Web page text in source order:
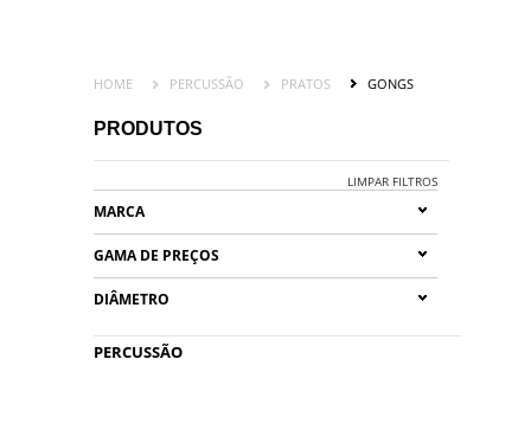
HOME PERCUSSÃO PRATOS GONGS
PRODUTOS
LIMPAR FILTROS
MARCA
GAMA DE PREÇOS
DIÂMETRO
PERCUSSÃO